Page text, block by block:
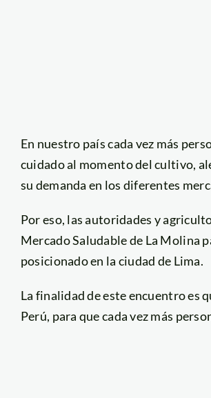
En nuestro país cada vez más
cuidado al momento del cultivo,
su demanda en los diferentes
Por eso, las autoridades y
Mercado Saludable de La Molina
posicionado en la ciudad de Lima.
La finalidad de este encuentro es
Perú, para que cada vez más